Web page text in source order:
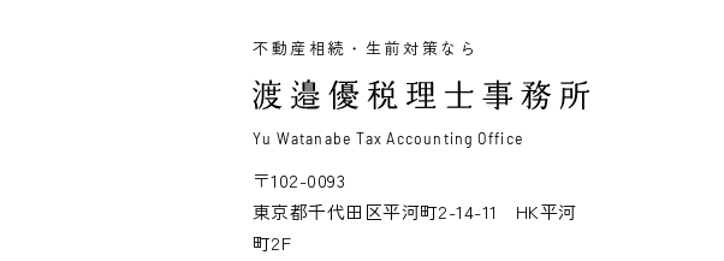
不動産相続・生前対策なら
Yu Watanabe Tax Accounting Office
〒102-0093
東京都千代田区平河町2-14-11 HK平河
町2F